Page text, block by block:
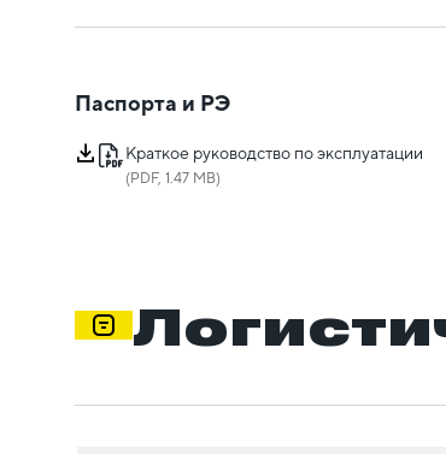
Паспорта и РЭ
Краткое руководство по эксплуатации
(PDF, 1.47 MB)